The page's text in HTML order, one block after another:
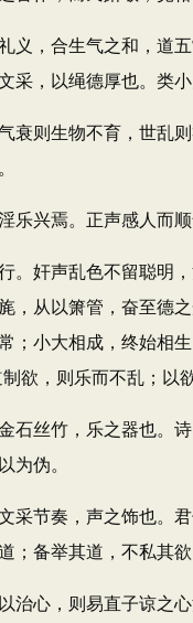
，合生气之和，道五
，以绳德厚也。类
则生物不育，世乱则
兴焉。正声感人而顺
奸声乱色不留聪明，
，从以箫管，奋至德
；小大相成，终始相
欲，则乐而不乱；
丝竹，乐之器也。诗
为伪。
节奏，声之饰也。君
备举其道，不私其
心，则易直子谅之心